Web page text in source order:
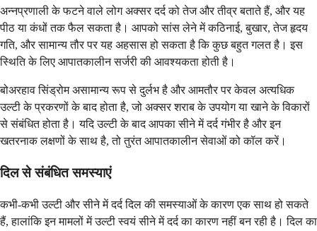
अन्नप्रणाली के फटने वाले लोग अक्सर दर्द को तेज और तीव्र बताते हैं, और यह
पीठ या कंधों तक फैल सकता है। आपको सांस लेने में कठिनाई, बुखार, तेज हृदय
गति, और सामान्य तौर पर यह अहसास हो सकता है कि कुछ बहुत गलत है। इस
स्थिति के लिए आपातकालीन सर्जरी की आवश्यकता होती है।
बोअरहाव सिंड्रोम असामान्य रूप से दुर्लभ है और आमतौर पर केवल अत्यधिक
उल्टी के प्रकरणों के बाद होता है, जो अक्सर शराब के उपयोग या खाने के विकारों
से संबंधित होता है। यदि उल्टी के बाद आपका सीने में दर्द गंभीर है और इन
खतरनाक लक्षणों के साथ है, तो तुरंत आपातकालीन सेवाओं को कॉल करें।
दिल से संबंधित समस्याएं
कभी-कभी उल्टी और सीने में दर्द दिल की समस्याओं के कारण एक साथ हो सकते
हैं, हालांकि इन मामलों में उल्टी स्वयं सीने में दर्द का कारण नहीं बन रही है। दिल का